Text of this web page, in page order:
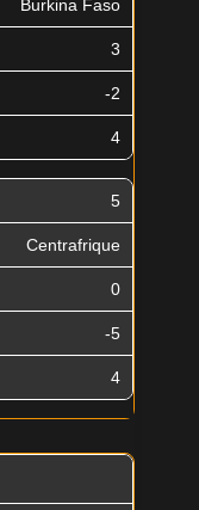
Burkina Faso
3
-2
4
5
Centrafrique
0
-5
4